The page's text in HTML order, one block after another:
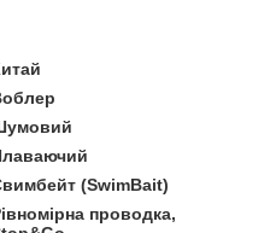
(SwimBait)
проводка,